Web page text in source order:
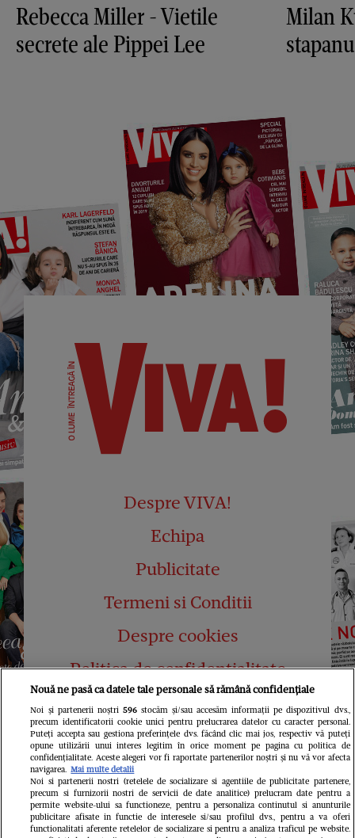
Rebecca Miller - Vietile
secrete ale Pippei Lee
Milan
Despre VIVA!
Echipa
Publicitate
Termeni si Conditii
Despre cookies
Politica de confidențialitate
Abonamente
Contact
Pariază responsabil! Decizia ONJN nr.
Nouă ne pasă ca datele tale personale să rămână confidențiale
Noi și partenerii noștri 596stocăm și/sau accesăm informații pe dispozitivul dvs.,
precum identificatorii cookie unici pentru prelucrarea datelor cu caracter personal.
Puteți accepta sau gestiona preferințele dvs. făcând clic mai jos, respectiv vă puteți
opune utilizării unui interes legitim în orice moment pe pagina cu politica de
confidențialitate. Aceste alegeri vor fi raportate partenerilor noștri și nu vă vor afecta
navigarea. Mai multe detalii
Noi si partenerii nostri (retelele de socializare si agentiile de publicitate partenere,
precum si furnizorii nostri de servicii de date analitice) prelucram date pentru a
permite website-ului sa functioneze, pentru a personaliza continutul si anunturile
publicitare afisate in functie de interesele si/sau profilul dvs., pentru a va oferi
functionalitati aferente retelelor de socializare si pentru a analiza traficul pe website.